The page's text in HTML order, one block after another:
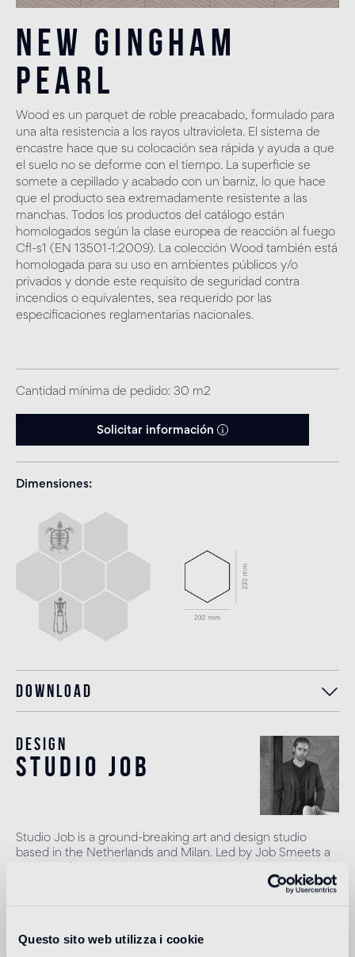
Questo sito web utilizza i cookie
New Gingham
Pearl
Wood es un parquet de roble preacabado, formulado para
una alta resistencia a los rayos ultravioleta. El sistema de
encastre hace que su colocación sea rápida y ayuda a que
el suelo no se deforme con el tiempo. La superficie se
somete a cepillado y acabado con un barniz, lo que hace
que el producto sea extremadamente resistente a las
manchas. Todos los productos del catálogo están
homologados según la clase europea de reacción al fuego
Cfl-s1 (EN 13501-1:2009). La colección Wood también está
homologada para su uso en ambientes públicos y/o
privados y donde este requisito de seguridad contra
incendios o equivalentes, sea requerido por las
especificaciones reglamentarias nacionales.
Cantidad mínima de pedido: 30 m2
Solicitar información
Dimensiones
Download
Design
studio job
Studio Job is a ground-breaking art and design studio
based in the Netherlands and Milan. Led by Job Smeets a
design, he founded Studio Job in 1998 in the renaissance
spirit, combining traditional and modern techniques to
projects and works in their atelier in the Netherlands. The